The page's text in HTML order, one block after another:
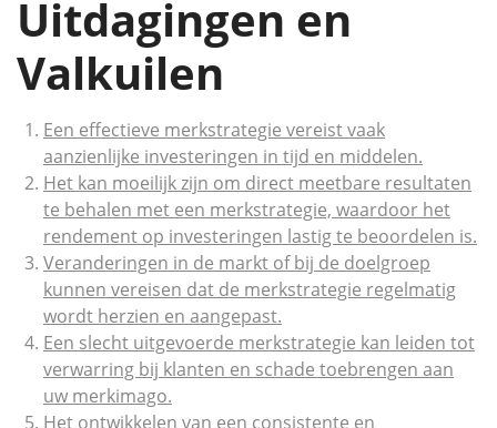
Uitdagingen en
Valkuilen
Een effectieve merkstrategie vereist vaak
aanzienlijke investeringen in tijd en middelen.
Het kan moeilijk zijn om direct meetbare resultaten
te behalen met een merkstrategie, waardoor het
rendement op investeringen lastig te beoordelen is.
Veranderingen in de markt of bij de doelgroep
kunnen vereisen dat de merkstrategie regelmatig
wordt herzien en aangepast.
Een slecht uitgevoerde merkstrategie kan leiden tot
verwarring bij klanten en schade toebrengen aan
uw merkimago.
Het ontwikkelen van een consistente en